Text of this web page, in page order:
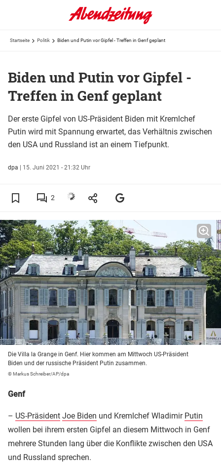
Startseite Politik Biden und Putin vor Gipfel - Treffen in Genf geplant
Biden und Putin vor Gipfel -
Treffen in Genf geplant
Der erste Gipfel von US-Präsident Biden mit Kremlchef
Putin wird mit Spannung erwartet, das Verhältnis zwischen
den USA und Russland ist an einem Tiefpunkt.
dpa | 15. Juni 2021 - 21:32 Uhr
2
Die Villa la Grange in Genf. Hier kommen am Mittwoch US-Präsident
Biden und der russische Präsident Putin zusammen.
© Markus Schreiber/AP/dpa
Genf
– US-Präsident Joe Biden und Kremlchef Wladimir Putin
wollen bei ihrem ersten Gipfel an diesem Mittwoch in Genf
mehrere Stunden lang über die Konflikte zwischen den USA
und Russland sprechen.